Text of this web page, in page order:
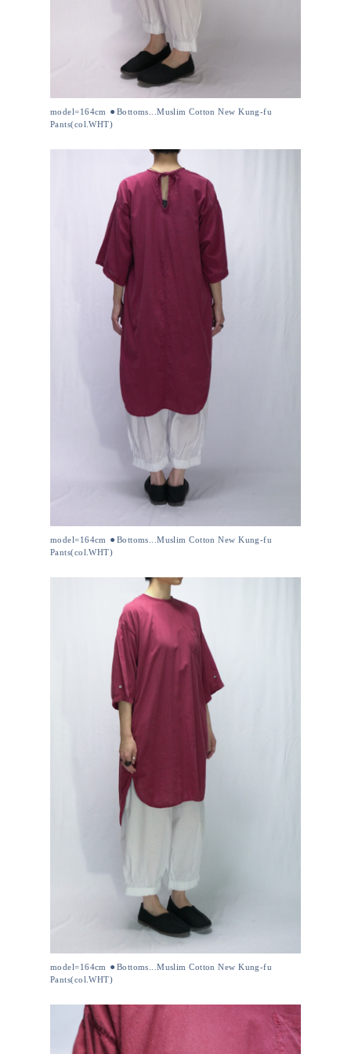
model=164cm ⚫︎Bottoms...Muslim Cotton New Kung-fu
Pants(col.WHT)
model=164cm ⚫︎Bottoms...Muslim Cotton New Kung-fu
Pants(col.WHT)
model=164cm ⚫︎Bottoms...Muslim Cotton New Kung-fu
Pants(col.WHT)